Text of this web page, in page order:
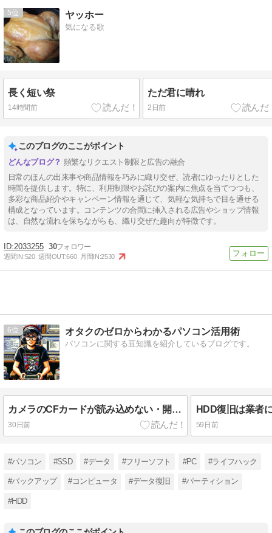
5 ヤッホー
気になる歌
長く短い祭
14時間前
ただ君に晴れ
2日前
このブログのここがポイント
頻繁なリクエスト制限と広告の融合
日常のほんの出来事や商品情報を巧みに織り交ぜ、読者にゆったりとした
時間を提供します。特に、利用制限やお詫びの案内に焦点を当てつつも、
多彩な商品紹介やキャンペーン情報を通じて、気軽な気持ちで目を通せる
構成となっています。コンテンツの合間に挿入される広告やショップ情報
は、自然な流れを保ちながらも、織り交ぜた趣向が特徴です。
2033255 30
週間IN:520 週間OUT:660 月間IN:2530
6 オタクのゼロからわかるパソコン活用術
パソコンに関する豆知識を紹介しているブログです。
カメラのCFカードが読み込めない・開けない時のデータ復旧ガイド
30日前 59日前
#パソコン #SSD #データ #フリーソフト #PC #ライフハック
#バックアップ #コンピュータ #データ復旧 #パーティション
#HDD